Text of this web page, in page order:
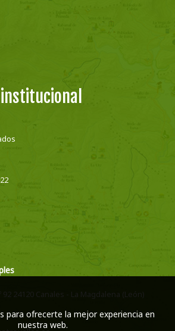
92 24120 Canales - La Magdalena (León)
para ofrecerte la mejor experiencia en
nuestra web.